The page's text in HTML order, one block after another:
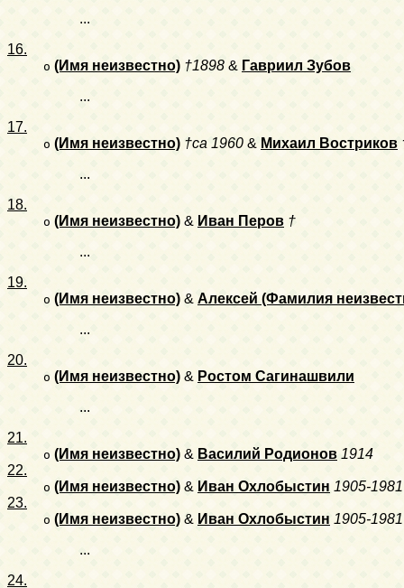
...
16.
o (Имя неизвестно) †1898 & Гавриил Зубов
...
17.
o (Имя неизвестно) †ca 1960 & Михаил Востриков
...
18.
o (Имя неизвестно) & Иван Перов †
...
19.
o (Имя неизвестно) & Алексей (Фамилия
...
20.
o (Имя неизвестно) & Ростом Сагинашвили
...
21.
o (Имя неизвестно) & Василий Родионов 1914
22.
o (Имя неизвестно) & Иван Охлобыстин 1905-1981
23.
o (Имя неизвестно) & Иван Охлобыстин 1905-1981
...
24.